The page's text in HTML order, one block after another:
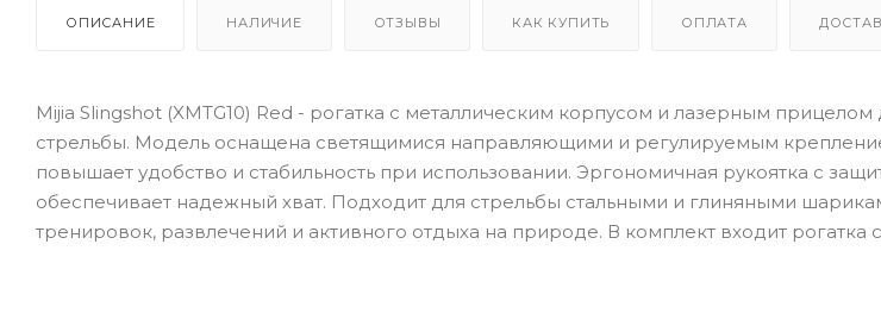
ОПИСАНИЕ НАЛИЧИЕ ОТЗЫВЫ КАК КУПИТЬ ОПЛАТА
Mijia Slingshot (XMTG10) Red - рогатка с металлическим корпусом и лазерным
стрельбы. Модель оснащена светящимися направляющими и регулируемым
повышает удобство и стабильность при использовании. Эргономичная рукоятка с
обеспечивает надежный хват. Подходит для стрельбы стальными и глиняными
тренировок, развлечений и активного отдыха на природе. В комплект входит рогатка